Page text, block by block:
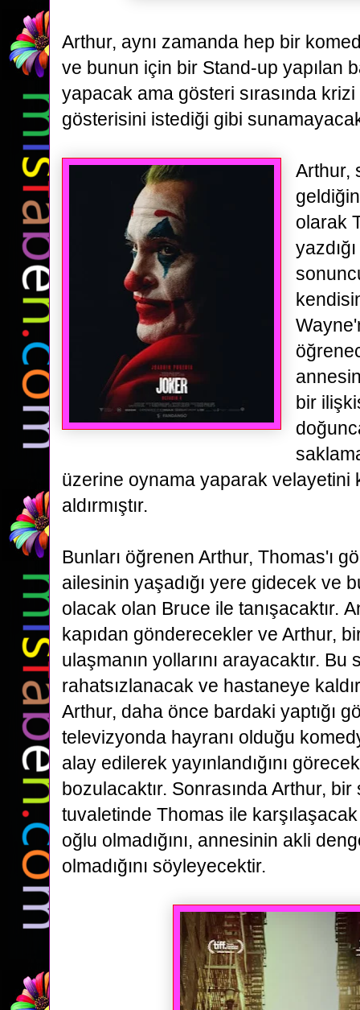
Arthur, aynı zamanda hep bir
ve bunun için bir Stand-up yapılan
yapacak ama gösteri sırasında krizi
gösterisini istediği gibi
Arthur,
olarak
bir
üzerine oynama yaparak velayetini
aldırmıştır.
Bunları öğrenen Arthur, Thomas'ı
ailesinin yaşadığı yere gidecek ve
olacak olan Bruce ile tanışacaktır.
kapıdan gönderecekler ve Arthur,
ulaşmanın yollarını arayacaktır. Bu
rahatsızlanacak ve hastaneye
Arthur, daha önce bardaki yaptığı
televizyonda hayranı olduğu
alay edilerek yayınlandığını
bozulacaktır. Sonrasında Arthur, bir
tuvaletinde Thomas ile
oğlu olmadığını, annesinin akli
olmadığını söyleyecektir.